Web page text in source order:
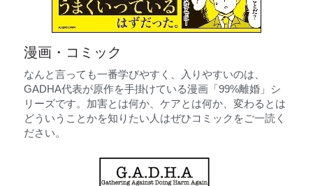
漫画・コミック
なんと言っても一番学びやすく、入りやすいのは、
GADHA代表が原作を手掛けている漫画「99%離婚」シ
リーズです。加害とは何か、ケアとは何か、変わるとは
どういうことかを知りたい人はぜひコミックをご一読く
ださい。